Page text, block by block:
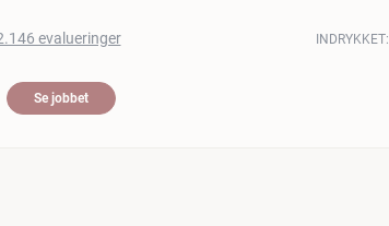
evalueringer INDRYKKET:
Se jobbet